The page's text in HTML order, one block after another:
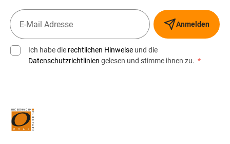
Anmelden
Ich habe die rechtlichen Hinweise und die
Datenschutzrichtlinien gelesen und stimme ihnen zu. *